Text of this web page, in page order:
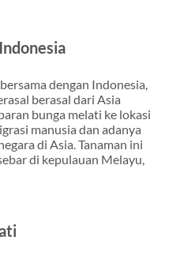
dengan Indonesia,
berasal dari Asia
bunga melati ke lokasi
manusia dan adanya
di Asia. Tanaman ini
di kepulauan Melayu,